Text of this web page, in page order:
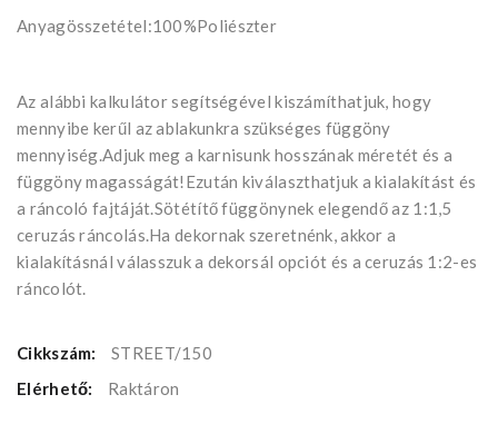
Anyagösszetétel:100%Poliészter
Az alábbi kalkulátor segítségével kiszámíthatjuk, hogy
mennyibe kerűl az ablakunkra szükséges függöny
mennyiség.Adjuk meg a karnisunk hosszának méretét és a
függöny magasságát!Ezután kiválaszthatjuk a kialakítást és
a ráncoló fajtáját.Sötétítő függönynek elegendő az 1:1,5
ceruzás ráncolás.Ha dekornak szeretnénk, akkor a
kialakításnál válasszuk a dekorsál opciót és a ceruzás 1:2-es
ráncolót.
Cikkszám:
STREET/150
Elérhető:
Raktáron